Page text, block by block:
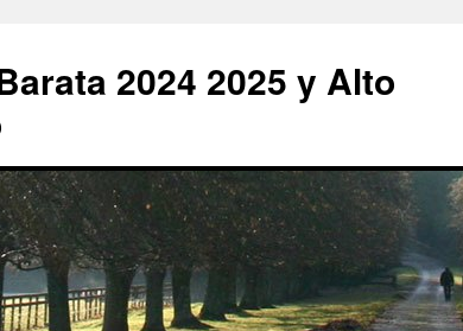
2024 2025 y Alto